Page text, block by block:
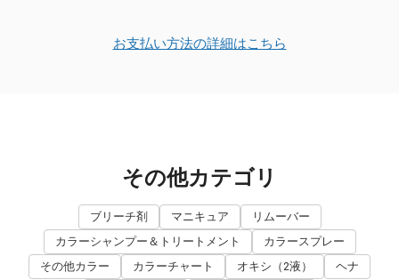
お支払い方法の詳細はこちら
その他カテゴリ
ブリーチ剤 マニキュア
リムーバー
カラーシャンプー＆トリートメント
カラースプレー
その他カラー
カラーチャート オキシ（2液）
ヘナ